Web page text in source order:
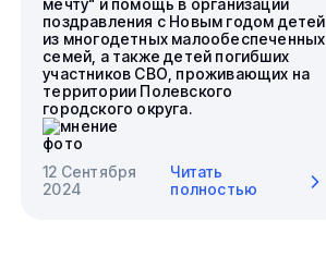
мечту" и помощь в организации
поздравления с Новым годом детей
из многодетных малообеспеченных
семей, а также детей погибших
участников СВО, проживающих на
территории Полевского
городского округа.
12 Сентября
2024
Читать
полностью